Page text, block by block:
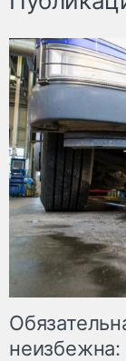
неизбежна: